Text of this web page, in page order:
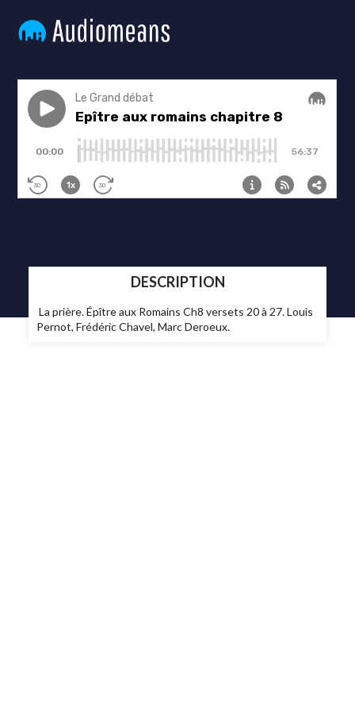
DESCRIPTION
La prière. Épître aux Romains Ch8 versets 20 à 27. Louis
Pernot, Frédéric Chavel, Marc Deroeux.